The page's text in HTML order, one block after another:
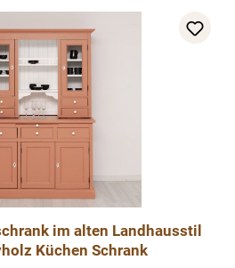
im alten Landhausstil
Küchen Schrank